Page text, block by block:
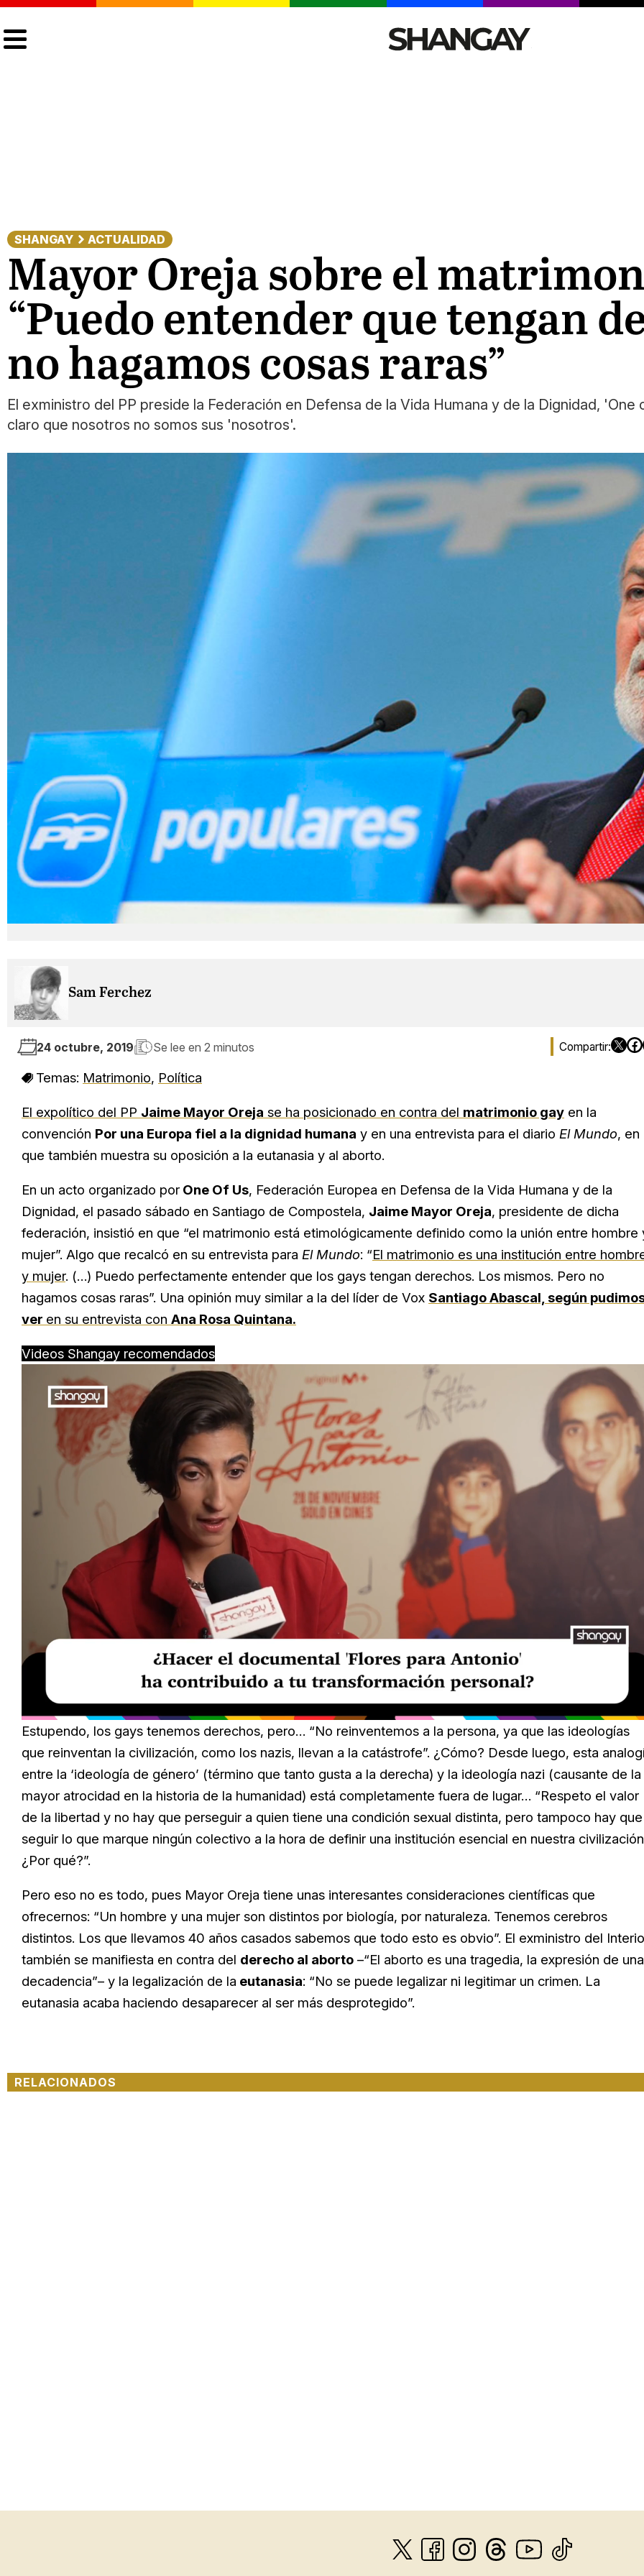
SHANGAY ACTUALIDAD
Mayor Oreja sobre el
“Puedo entender que tengan
no hagamos cosas raras”
El exministro del PP preside la Federación en Defensa de la Vida Humana y de la Dignidad,
claro que nosotros no somos sus 'nosotros'.
Sam Ferchez
24 octubre, 2019 Se lee en 2 minutos
Temas: Matrimonio, Política
El expolítico del PP Jaime Mayor Oreja se ha posicionado en contra del matrimonio gay en la
convención Por una Europa fiel a la dignidad humana y en una entrevista para el diario El Mundo, en
que también muestra su oposición a la eutanasia y al aborto.
En un acto organizado por One Of Us, Federación Europea en Defensa de la Vida Humana y de la
Dignidad, el pasado sábado en Santiago de Compostela, Jaime Mayor Oreja, presidente de dicha
federación, insistió en que “el matrimonio está etimológicamente definido como la unión entre hombre
mujer”. Algo que recalcó en su entrevista para El Mundo: “El matrimonio es una institución entre
y mujer. (…) Puedo perfectamente entender que los gays tengan derechos. Los mismos. Pero no
hagamos cosas raras”. Una opinión muy similar a la del líder de Vox Santiago Abascal, según
ver en su entrevista con Ana Rosa Quintana.
Videos Shangay recomendados
20.99%
Estupendo, los gays tenemos derechos, pero… “No reinventemos a la persona, ya que las ideologías
que reinventan la civilización, como los nazis, llevan a la catástrofe”. ¿Cómo? Desde luego, esta
entre la ‘ideología de género’ (término que tanto gusta a la derecha) y la ideología nazi (causante de la
mayor atrocidad en la historia de la humanidad) está completamente fuera de lugar… “Respeto el valor
de la libertad y no hay que perseguir a quien tiene una condición sexual distinta, pero tampoco hay que
seguir lo que marque ningún colectivo a la hora de definir una institución esencial en nuestra
¿Por qué?”.
Pero eso no es todo, pues Mayor Oreja tiene unas interesantes consideraciones científicas que
ofrecernos: “Un hombre y una mujer son distintos por biología, por naturaleza. Tenemos cerebros
distintos. Los que llevamos 40 años casados sabemos que todo esto es obvio”. El exministro del
también se manifiesta en contra del derecho al aborto –“El aborto es una tragedia, la expresión de una
decadencia”– y la legalización de la eutanasia: “No se puede legalizar ni legitimar un crimen. La
eutanasia acaba haciendo desaparecer al ser más desprotegido”.
RELACIONADOS